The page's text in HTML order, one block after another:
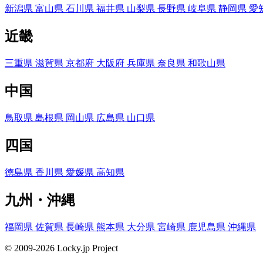
新潟県 富山県 石川県 福井県 山梨県 長野県 岐阜県 静岡県 愛
近畿
三重県 滋賀県 京都府 大阪府 兵庫県 奈良県 和歌山県
中国
鳥取県 島根県 岡山県 広島県 山口県
四国
徳島県 香川県 愛媛県 高知県
九州・沖縄
福岡県 佐賀県 長崎県 熊本県 大分県 宮崎県 鹿児島県 沖縄県
© 2009-2026 Locky.jp Project